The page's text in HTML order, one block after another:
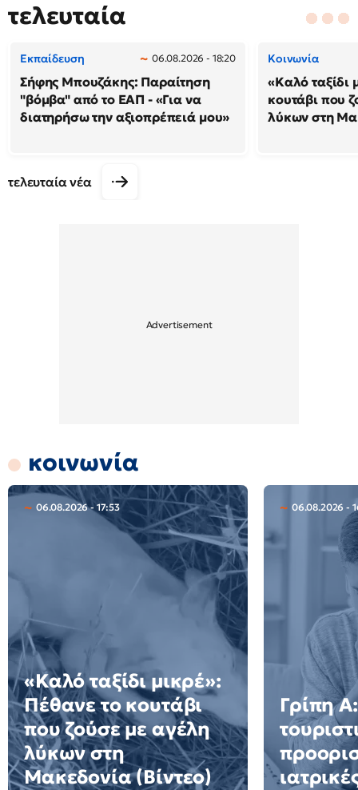
τελευταία
Εκπαίδευση 06.08.2026 - 18:20
Σήφης Μπουζάκης: Παραίτηση
"βόμβα" από το ΕΑΠ - «Για να
διατηρήσω την αξιοπρέπειά μου»
Κοινωνία
«Καλό ταξίδι
κουτάβι που
λύκων στη
τελευταία νέα
κοινωνία
06.08.2026 - 17:53
«Καλό ταξίδι μικρέ»:
Πέθανε το κουτάβι
που ζούσε με αγέλη
λύκων στη
Μακεδονία (Βίντεο)
06.08.2026 -
Γρίπη